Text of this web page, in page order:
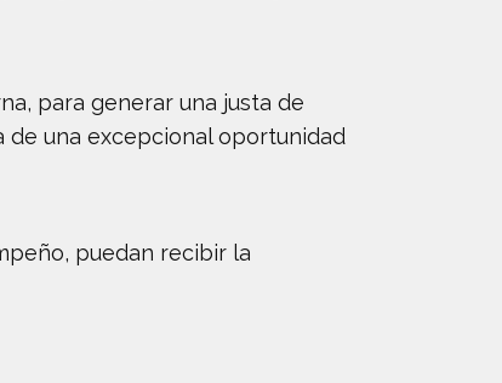
para generar una justa de
de una excepcional oportunidad
puedan recibir la